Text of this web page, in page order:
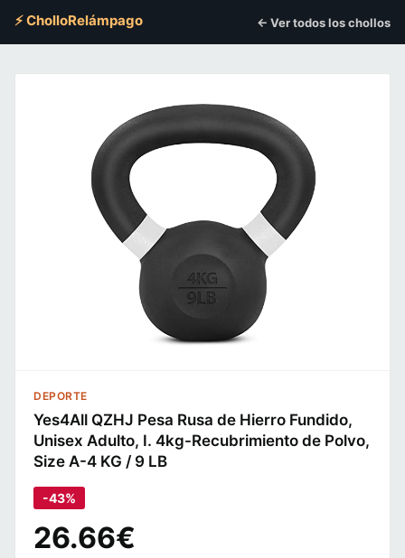
⚡ CholloRelámpago ← Ver todos los chollos
DEPORTE
Yes4All QZHJ Pesa Rusa de Hierro Fundido,
Unisex Adulto, I. 4kg-Recubrimiento de Polvo,
Size A-4 KG / 9 LB
-43%
26.66€